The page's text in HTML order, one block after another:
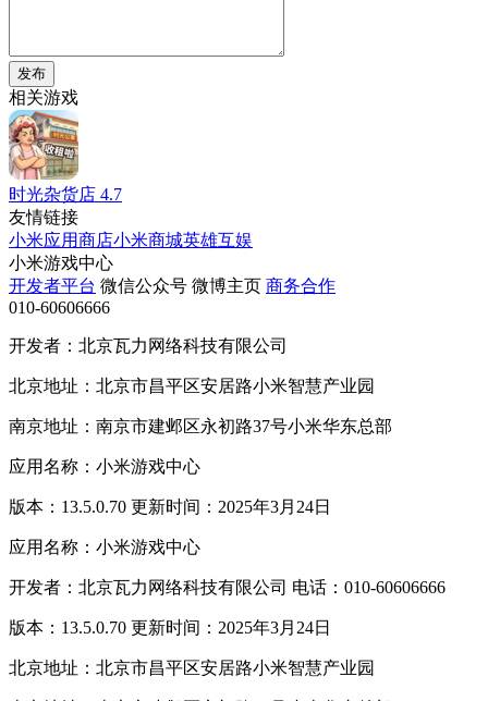
发布
相关游戏
时光杂货店 4.7
友情链接
小米应用商店小米商城英雄互娱
小米游戏中心
开发者平台 微信公众号 微博主页 商务合作
010-60606666
开发者：北京瓦力网络科技有限公司
北京地址：北京市昌平区安居路小米智慧产业园
南京地址：南京市建邺区永初路37号小米华东总部
应用名称：小米游戏中心
版本：13.5.0.70 更新时间：2025年3月24日
应用名称：小米游戏中心
开发者：北京瓦力网络科技有限公司 电话：010-60606666
版本：13.5.0.70 更新时间：2025年3月24日
北京地址：北京市昌平区安居路小米智慧产业园